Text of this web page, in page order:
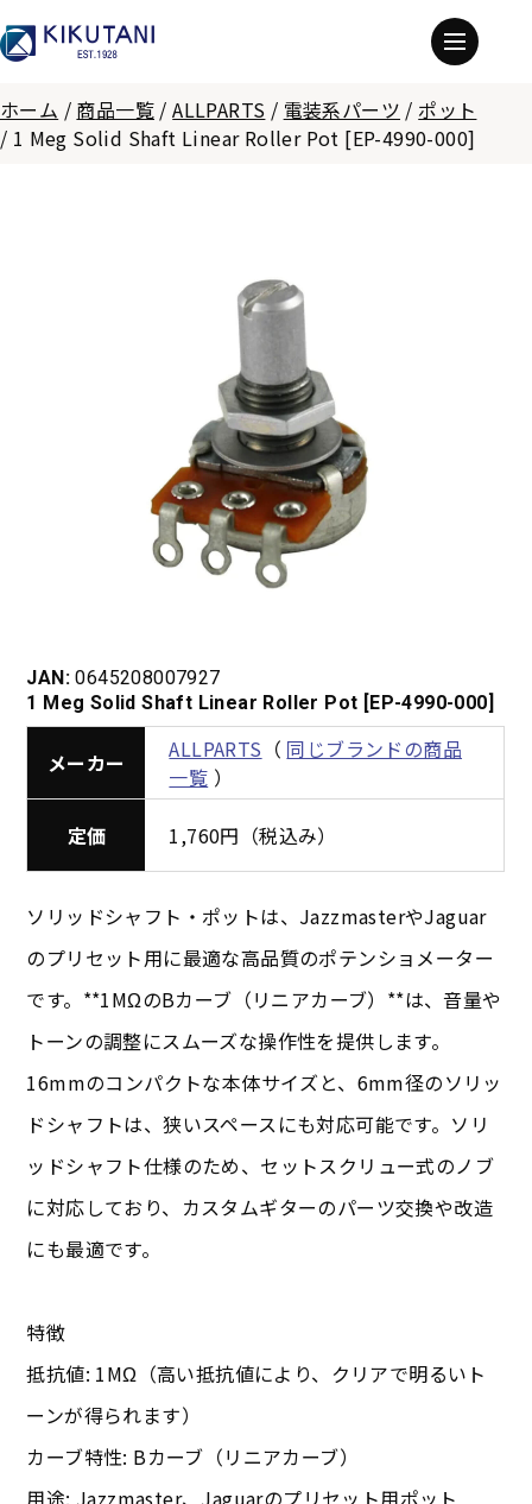
ホーム / 商品一覧 /ALLPARTS / 電装系パーツ / ポット
/ 1 Meg Solid Shaft Linear Roller Pot [EP-4990-000]
JAN: 0645208007927
1 Meg Solid Shaft Linear Roller Pot [EP-4990-000]
メーカー ALLPARTS （ 同じブランドの商品
一覧 ）
定価 1,760円（税込み）
ソリッドシャフト・ポットは、JazzmasterやJaguar
のプリセット用に最適な高品質のポテンショメーター
です。**1MΩのBカーブ（リニアカーブ）**は、音量や
トーンの調整にスムーズな操作性を提供します。
16mmのコンパクトな本体サイズと、6mm径のソリッ
ドシャフトは、狭いスペースにも対応可能です。ソリ
ッドシャフト仕様のため、セットスクリュー式のノブ
に対応しており、カスタムギターのパーツ交換や改造
にも最適です。
特徴
抵抗値: 1MΩ（高い抵抗値により、クリアで明るいト
ーンが得られます）
カーブ特性: Bカーブ（リニアカーブ）
用途: Jazzmaster、Jaguarのプリセット用ポット